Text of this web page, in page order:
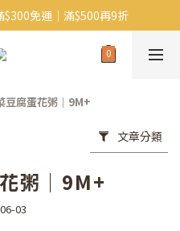
動物通粉 清貨平賣中!!
免運｜滿$500再9折
蝶麵熱賣中!
豆腐蛋花粥｜9M+
文章分類
粥｜9M+
03